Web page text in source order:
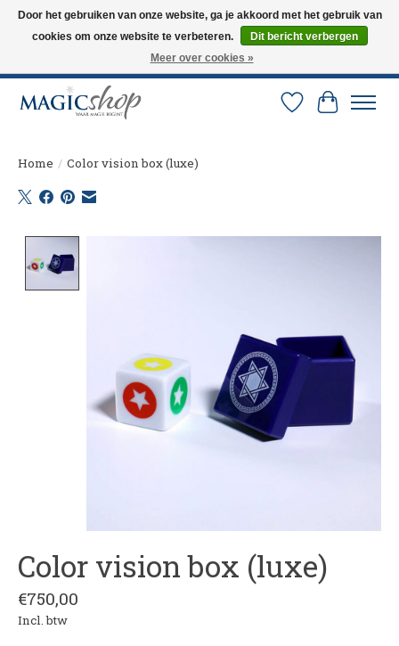
Altijd de nieuwste trucs op voorraad. Snelle verzending via PostNL en DHL.
Langskomen in onze winkel? Bel of mail om een afspraak te maken. 0251-
Verlanglijst
Home / Color vision box (luxe)
Color vision box (luxe)
€750,00
Incl. btw
Door het gebruiken van onze website, ga je akkoord met het gebruik van
cookies om onze website te verbeteren.
Dit bericht verbergen
Meer over cookies »